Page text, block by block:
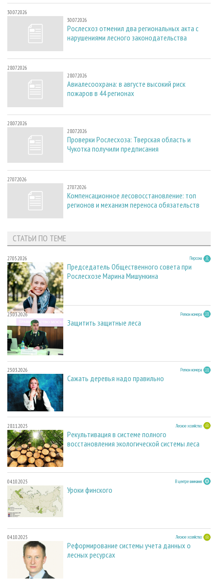
30.07.2026
30.07.2026
Рослесхоз отменил два региональных акта с
нарушениями лесного законодательства
28.07.2026
28.07.2026
Авиалесоохрана: в августе высокий риск
пожаров в 44 регионах
28.07.2026
28.07.2026
Проверки Рослесхоза: Тверская область и
Чукотка получили предписания
27.07.2026
27.07.2026
Компенсационное лесовосстановление: топ
регионов и механизм переноса обязательств
СТАТЬИ ПО ТЕМЕ
27.05.2026 Персона
Председатель Общественного совета при
Рослесхозе Марина Мишункина
23.03.2026 Регион номера
Защитить защитные леса
23.03.2026 Регион номера
Сажать деревья надо правильно
28.11.2025 Лесное хозяйство
Рекультивация в системе полного
восстановления экологической системы леса
04.10.2025 В центре внимания
Уроки финского
04.10.2025 Лесное хозяйство
Реформирование системы учета данных о
лесных ресурсах